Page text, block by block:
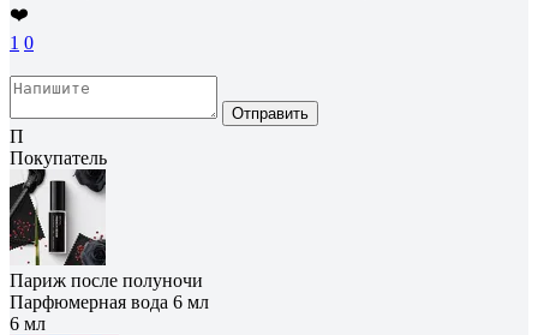
❤️
1 0
Отправить
П
Покупатель
Париж после полуночи
Парфюмерная вода 6 мл
6 мл